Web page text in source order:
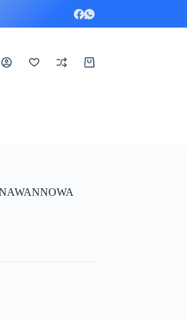
Koszyk